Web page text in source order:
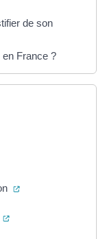
de son
en France ?
un nouvel onglet)
nouvel onglet)
(ouverture dans un
(ouverture dans un